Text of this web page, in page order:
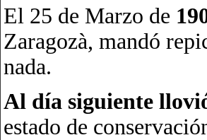
El 25 de Marzo de
Zaragozà, mandó
nada.
Al día siguiente
estado de